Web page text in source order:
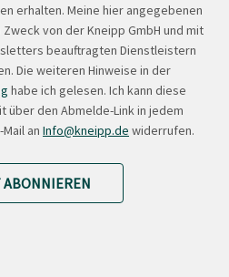
erhalten. Meine hier angegebenen
von der Kneipp GmbH und mit
beauftragten Dienstleistern
Die weiteren Hinweise in der
habe ich gelesen. Ich kann diese
über den Abmelde-Link in jedem
an Info@kneipp.de widerrufen.